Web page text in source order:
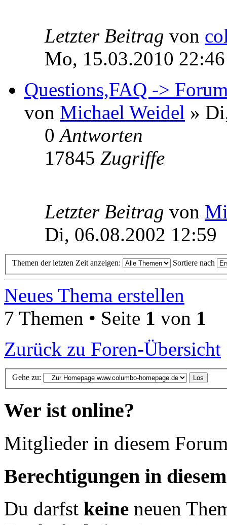
Letzter Beitrag von
Mo, 15.03.2010 22:46
Questions,FAQ ->
von Michael Weidel »
0Antworten
17845 Zugriffe
Letzter Beitrag von
Di, 06.08.2002 12:59
Themen der letzten Zeit anzeigen: Sortiere nach
Neues Thema erstellen
7 Themen • Seite 1 von 1
Zurück zu Foren-Übersicht
Gehe zu:
Wer ist online?
Mitglieder in diesem
Berechtigungen in
Du darfst keine neuen